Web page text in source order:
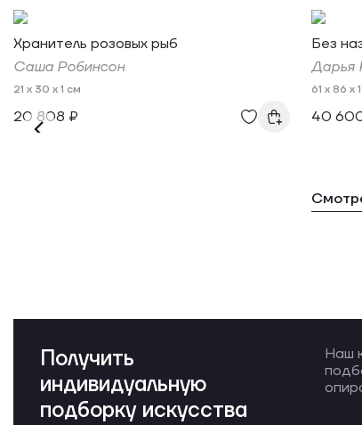
Хранитель розовых рыб
Саша Робинсон
21 x 30 x 1 см
20 808 ₽
Без
Дарья
61 x 86 x
40
Получить
индивидуальную
подборку искусства
Наш